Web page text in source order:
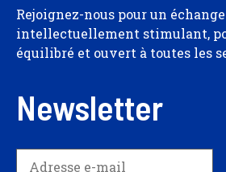
Rejoignez-nous pour un
intellectuellement stimulant,
équilibré et ouvert à toutes les
Newsletter